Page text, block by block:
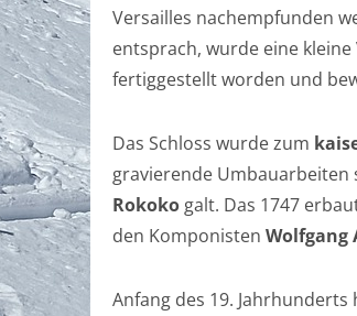
Versailles nachempfunden
entsprach, wurde eine
fertiggestellt worden und
Das Schloss wurde zum
gravierende Umbauarbeiten
Rokoko galt. Das 1747
den Komponisten Wolfgang
Anfang des 19. Jahrhunderts